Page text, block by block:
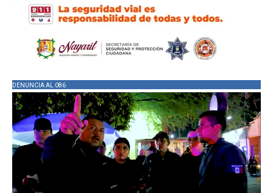
DENUNCIA AL 086